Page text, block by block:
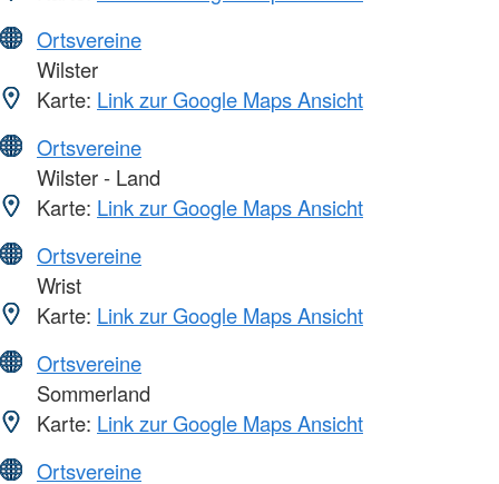
Ortsvereine
Wilster
Karte: Link zur Google Maps Ansicht
Ortsvereine
Wilster - Land
Karte: Link zur Google Maps Ansicht
Ortsvereine
Wrist
Karte: Link zur Google Maps Ansicht
Ortsvereine
Sommerland
Karte: Link zur Google Maps Ansicht
Ortsvereine